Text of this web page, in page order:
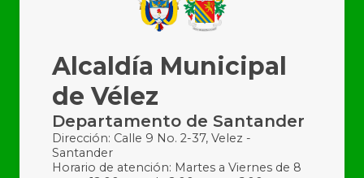
Alcaldía Municipal
de Vélez
Departamento de Santander
Dirección: Calle 9 No. 2-37, Velez -
Santander
Horario de atención: Martes a Viernes de 8